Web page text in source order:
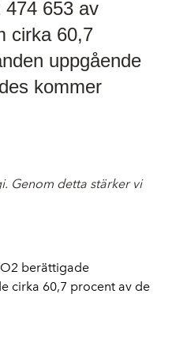
474 653 av
cirka 60,7
uppgående
kommer
Genom detta stärker vi
berättigade
cirka 60,7 procent av de